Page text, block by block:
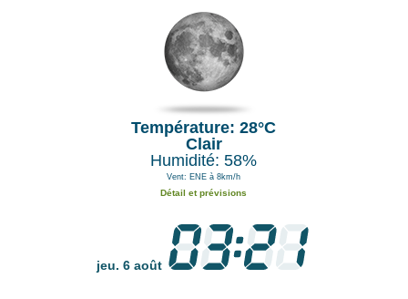
Température: 28°C
Clair
Humidité: 58%
Vent: ENE à 8km/h
Détail et prévisions
jeu. 6 août